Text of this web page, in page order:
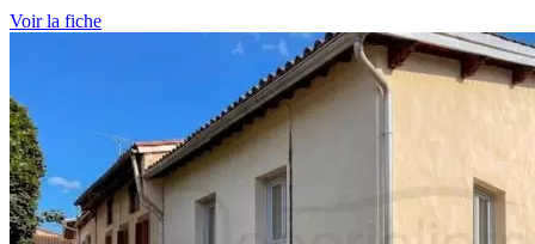
Voir la fiche